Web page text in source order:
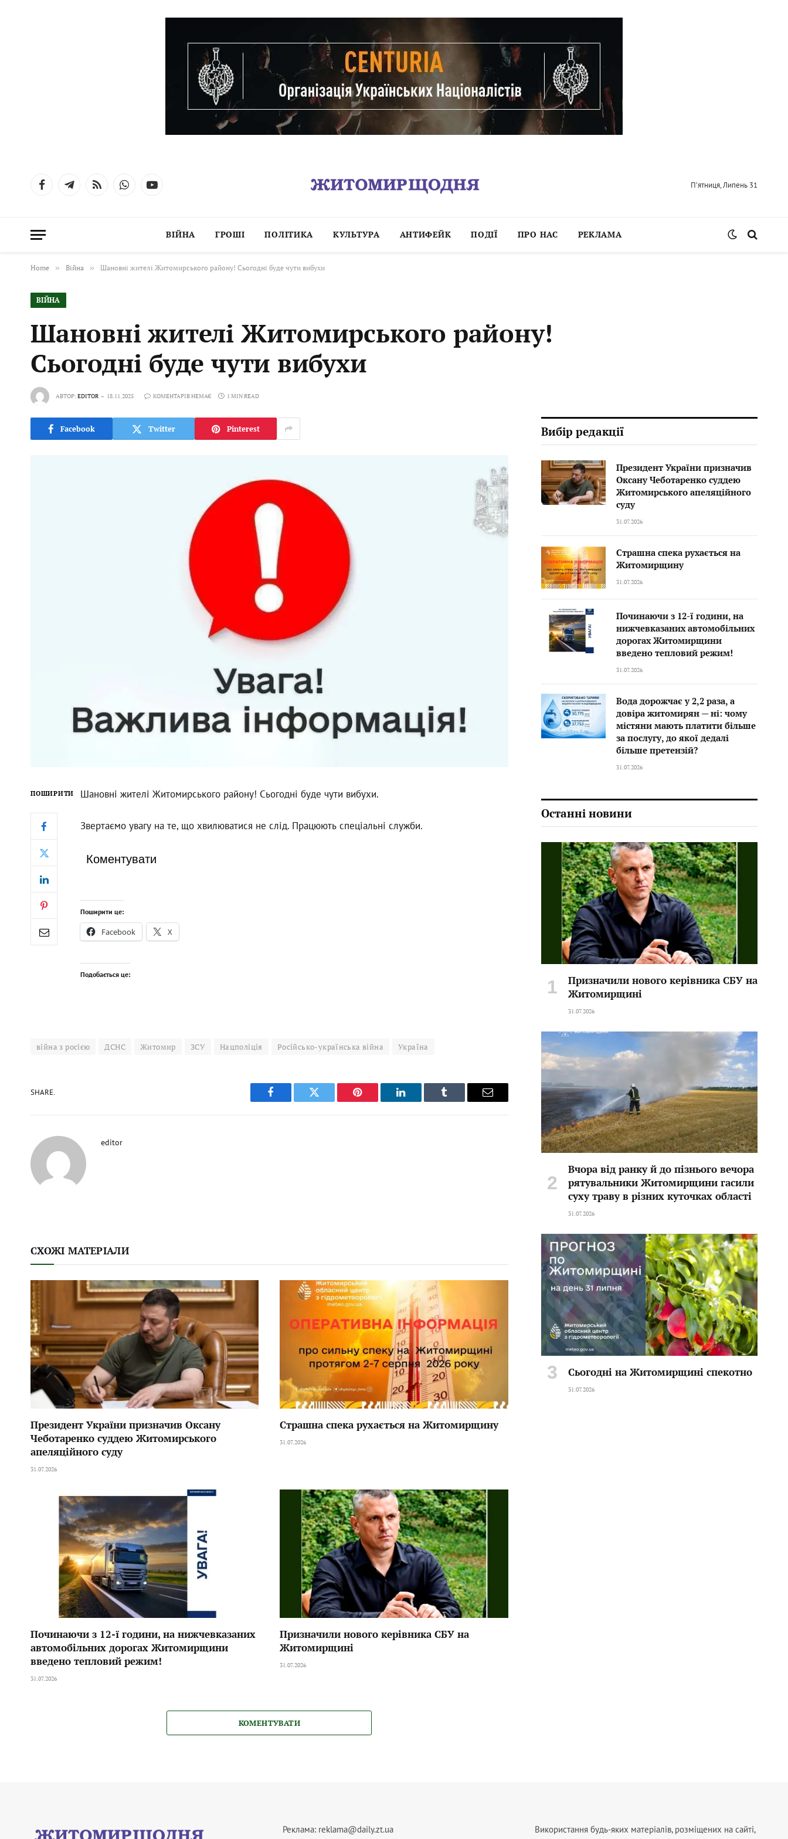
FacebookTelegramRSS WhatsAppYouTube П’ятниця, Липень 31
ВІЙНА ГРОШІ ПОЛІТИКА КУЛЬТУРА АНТИФЕЙК ПОДІЇ ПРО НАС РЕКЛАМА
Home » Війна » Шановні жителі Житомирського району! Сьогодні буде чути вибухи
ВІЙНА
Шановні жителі Житомирського району!
Сьогодні буде чути вибухи
АВТОР:EDITOR 18.11.2025 КОМЕНТАРІВ НЕМАЄ 1 MIN READ
Facebook Twitter Pinterest
ПОШИРИТИ Шановні жителі Житомирського району! Сьогодні буде чути вибухи.
Звертаємо увагу на те, що хвилюватися не слід. Працюють спеціальні служби.
Коментувати
Поширити це:
Facebook X
Подобається це:
війна з росією ДСНС Житомир ЗСУ Нацполіція Російсько-українська війна Україна
SHARE.
Facebook Twitter Pinterest LinkedIn Tumblr Email
editor
СХОЖІ МАТЕРІАЛИ
Президент України призначив Оксану
Чеботаренко суддею Житомирського
апеляційного суду
31.07.2026
Страшна спека рухається на Житомирщину
31.07.2026
Починаючи з 12-ї години, на нижчевказаних
автомобільних дорогах Житомирщини
введено тепловий режим!
31.07.2026
Призначили нового керівника СБУ на
Житомирщині
31.07.2026
КОМЕНТУВАТИ
Вибір редакції
Президент України призначив
Оксану Чеботаренко суддею
Житомирського апеляційного
суду
31.07.2026
Страшна спека рухається на
Житомирщину
31.07.2026
Починаючи з 12-ї години, на
нижчевказаних автомобільних
дорогах Житомирщини
введено тепловий режим!
31.07.2026
Вода дорожчає у 2,2 раза, а
довіра житомирян — ні: чому
містяни мають платити більше
за послугу, до якої дедалі
більше претензій?
31.07.2026
Останні новини
Призначили нового керівника СБУ на
Житомирщині
31.07.2026
Вчора від ранку й до пізнього вечора
рятувальники Житомирщини гасили
суху траву в різних куточках області
31.07.2026
Сьогодні на Житомирщині спекотно
31.07.2026
Реклама: reklama@daily.zt.ua
Використання будь-яких матеріалів, розміщених на сайті,